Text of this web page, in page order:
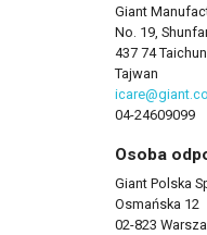
Giant
No. 19,
437 74
Tajwan
04-24609099
Osoba
Giant Polska
Osmańska 12
02-823